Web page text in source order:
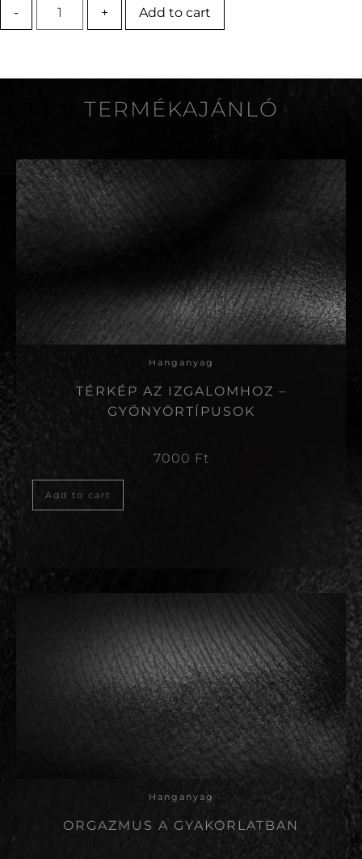
- + Add to cart
TERMÉKAJÁNLÓ
Hanganyag
TÉRKÉP AZ IZGALOMHOZ –
GYÖNYÖRTÍPUSOK
7000 Ft
Add to cart
Hanganyag
ORGAZMUS A GYAKORLATBAN